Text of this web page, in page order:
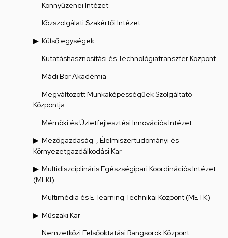
Könnyűzenei Intézet
Közszolgálati Szakértői Intézet
Külső egységek
Kutatáshasznosítási és Technológiatranszfer Központ
Mádi Bor Akadémia
Megváltozott Munkaképességűek Szolgáltató
Központja
Mérnöki és Üzletfejlesztési Innovációs Intézet
Mezőgazdaság-, Élelmiszertudományi és
Környezetgazdálkodási Kar
Multidiszciplináris Egészségipari Koordinációs Intézet
(MEKI)
Multimédia és E-learning Technikai Központ (METK)
Műszaki Kar
Nemzetközi Felsőoktatási Rangsorok Központ